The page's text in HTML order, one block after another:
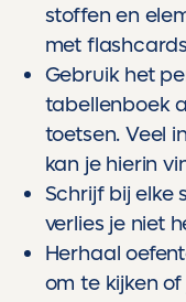
stoffen en
met
Gebruik het
tabellenboek
toetsen. Veel
kan je hierin
Schrijf bij elke
verlies je niet
Herhaal
om te kijken